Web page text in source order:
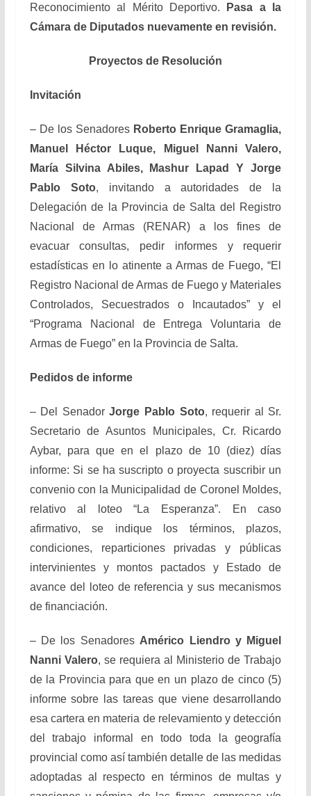
Reconocimiento al Mérito Deportivo.
Pasa a la
Cámara de Diputados nuevamente en revisión.
Proyectos de Resolución
Invitación
– De los Senadores Roberto Enrique Gramaglia,
Manuel Héctor Luque, Miguel Nanni Valero,
María Silvina Abiles, Mashur Lapad Y Jorge
Pablo Soto, invitando a autoridades de la
Delegación de la Provincia de Salta del Registro
Nacional de Armas (RENAR) a los fines de
evacuar consultas, pedir informes y requerir
estadísticas en lo atinente a Armas de Fuego, “El
Registro Nacional de Armas de Fuego y Materiales
Controlados, Secuestrados o Incautados” y el
“Programa Nacional de Entrega Voluntaria de
Armas de Fuego” en la Provincia de Salta.
Pedidos de informe
– Del SenadorJorge Pablo Soto, requerir al Sr.
Secretario de Asuntos Municipales, Cr. Ricardo
Aybar, para que en el plazo de 10 (diez) días
informe: Si se ha suscripto o proyecta suscribir un
convenio con la Municipalidad de Coronel Moldes,
relativo al loteo “La Esperanza”. En caso
afirmativo, se indique los términos, plazos,
condiciones, reparticiones privadas y públicas
intervinientes y montos pactados y Estado de
avance del loteo de referencia y sus mecanismos
de financiación.
– De los Senadores Américo Liendro y Miguel
Nanni Valero, se requiera al Ministerio de Trabajo
de la Provincia para que en un plazo de cinco (5)
informe sobre las tareas que viene desarrollando
esa cartera en materia de relevamiento y detección
del trabajo informal en todo toda la geografía
provincial como así también detalle de las medidas
adoptadas al respecto en términos de multas y